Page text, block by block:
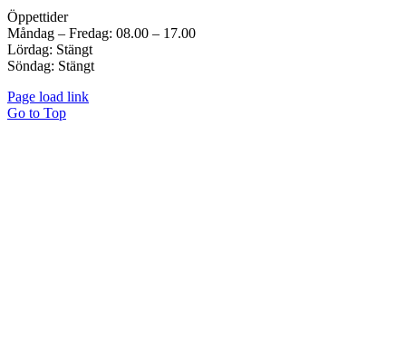
Öppettider
Måndag – Fredag: 08.00 – 17.00
Lördag: Stängt
Söndag: Stängt
Page load link
Go to Top